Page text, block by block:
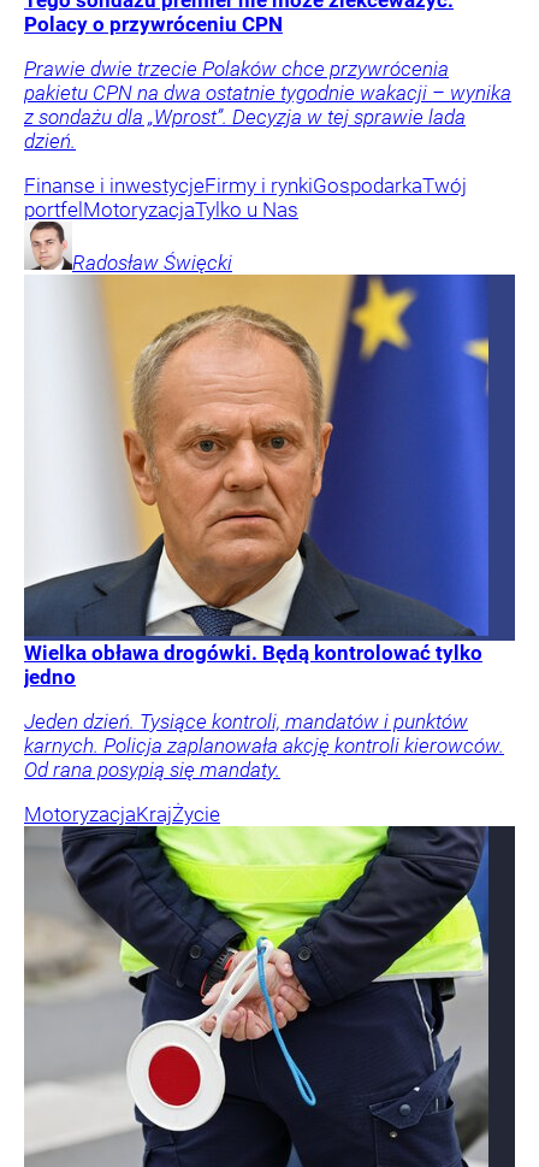
Polacy o przywróceniu CPN
Prawie dwie trzecie Polaków chce przywrócenia
pakietu CPN na dwa ostatnie tygodnie wakacji – wynika
z sondażu dla „Wprost”. Decyzja w tej sprawie lada
dzień.
Finanse i inwestycjeFirmy i rynkiGospodarkaTwój
portfelMotoryzacjaTylko u Nas
Radosław Święcki
Wielka obława drogówki. Będą kontrolować tylko
jedno
Jeden dzień. Tysiące kontroli, mandatów i punktów
karnych. Policja zaplanowała akcję kontroli kierowców.
Od rana posypią się mandaty.
MotoryzacjaKrajŻycie